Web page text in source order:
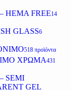
HEMA FREE14
GLASS6
518 προϊόντα
ΧΡΩΜΑ431
SEMI
GEL